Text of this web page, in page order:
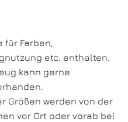
Farben,
etc. enthalten.
kann gerne
Größen werden von der
vor Ort oder vorab bei